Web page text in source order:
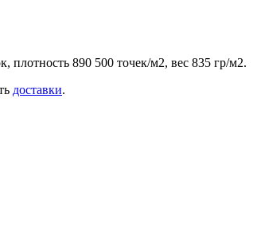
плотность 890 500 точек/м2, вес 835 гр/м2.
доставки.